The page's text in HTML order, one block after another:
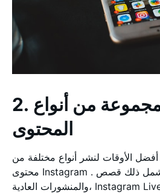
2. استخدام مجموعة من أنواع
المحتوى
الأوقات لنشر أنواع مختلفة من
محتوى Instagram . ويشمل ذلك قصص Instagram وRels،
والمنشورات العادية، Instagram Live، وIGTV وغيرها. مع